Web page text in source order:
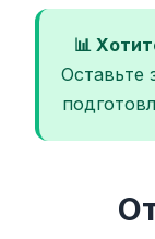
📊
Оставьте